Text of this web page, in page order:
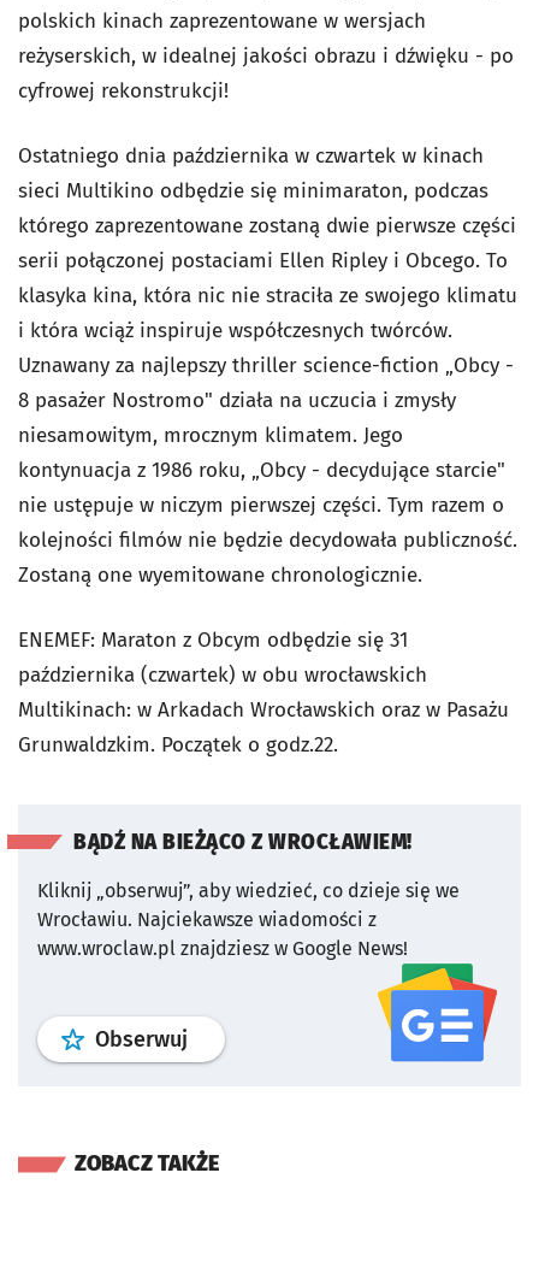
polskich kinach zaprezentowane w wersjach
reżyserskich, w idealnej jakości obrazu i dźwięku - po
cyfrowej rekonstrukcji!
Ostatniego dnia października w czwartek w kinach
sieci Multikino odbędzie się minimaraton, podczas
którego zaprezentowane zostaną dwie pierwsze części
serii połączonej postaciami Ellen Ripley i Obcego. To
klasyka kina, która nic nie straciła ze swojego klimatu
i która wciąż inspiruje współczesnych twórców.
Uznawany za najlepszy thriller science-fiction „Obcy -
8 pasażer Nostromo" działa na uczucia i zmysły
niesamowitym, mrocznym klimatem. Jego
kontynuacja z 1986 roku, „Obcy - decydujące starcie"
nie ustępuje w niczym pierwszej części. Tym razem o
kolejności filmów nie będzie decydowała publiczność.
Zostaną one wyemitowane chronologicznie.
ENEMEF: Maraton z Obcym odbędzie się 31
października (czwartek) w obu wrocławskich
Multikinach: w Arkadach Wrocławskich oraz w Pasażu
Grunwaldzkim. Początek o godz.22.
BĄDŹ NA BIEŻĄCO Z WROCŁAWIEM!
Kliknij „obserwuj”, aby wiedzieć, co dzieje się we
Wrocławiu. Najciekawsze wiadomości z
www.wroclaw.pl znajdziesz w Google News!
Obserwuj profil serwisu
ZOBACZ TAKŻE